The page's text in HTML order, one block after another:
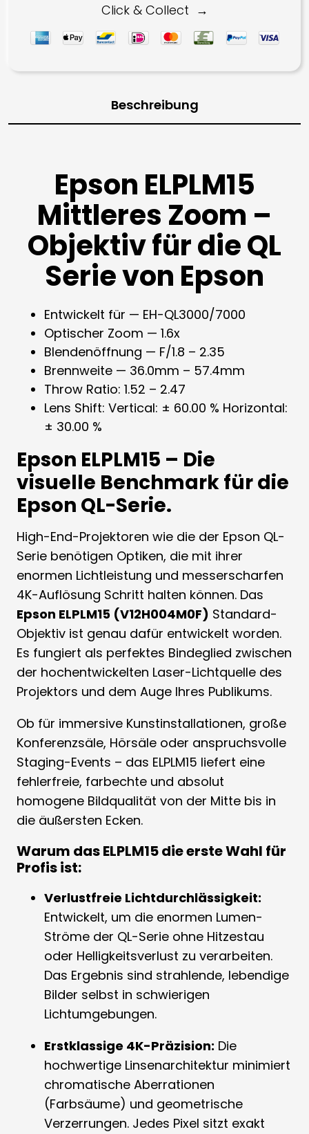
Click & Collect
Beschreibung
Epson ELPLM15
Mittleres Zoom –
Objektiv für die QL
Serie von Epson
Entwickelt für — EH-QL3000/7000
Optischer Zoom — 1.6x
Blendenöffnung — F/1.8 – 2.35
Brennweite — 36.0mm – 57.4mm
Throw Ratio: 1.52 – 2.47
Lens Shift: Vertical: ± 60.00 % Horizontal:
± 30.00 %
Epson ELPLM15 – Die
visuelle Benchmark für die
Epson QL-Serie.
High-End-Projektoren wie die der Epson QL-
Serie benötigen Optiken, die mit ihrer
enormen Lichtleistung und messerscharfen
4K-Auflösung Schritt halten können. Das
Epson ELPLM15 (V12H004M0F) Standard-
Objektiv ist genau dafür entwickelt worden.
Es fungiert als perfektes Bindeglied zwischen
der hochentwickelten Laser-Lichtquelle des
Projektors und dem Auge Ihres Publikums.
Ob für immersive Kunstinstallationen, große
Konferenzsäle, Hörsäle oder anspruchsvolle
Staging-Events – das ELPLM15 liefert eine
fehlerfreie, farbechte und absolut
homogene Bildqualität von der Mitte bis in
die äußersten Ecken.
Warum das ELPLM15 die erste Wahl für
Profis ist:
Verlustfreie Lichtdurchlässigkeit:
Entwickelt, um die enormen Lumen-
Ströme der QL-Serie ohne Hitzestau
oder Helligkeitsverlust zu verarbeiten.
Das Ergebnis sind strahlende, lebendige
Bilder selbst in schwierigen
Lichtumgebungen.
Erstklassige 4K-Präzision: Die
hochwertige Linsenarchitektur minimiert
chromatische Aberrationen
(Farbsäume) und geometrische
Verzerrungen. Jedes Pixel sitzt exakt